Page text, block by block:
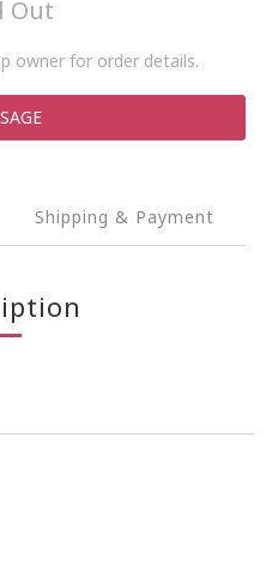
Out
owner for order details.
Shipping & Payment